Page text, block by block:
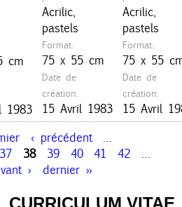
cm
1983
Acrilic,
pastels
Format:
75 x 55 cm
Date de
création:
15 Avril 1983
Acrilic,
pastels
Format:
75 x 55
Date de
création:
15 Avril
‹ précédent
37 38 39 40 41 42
›
dernier »
CURRICULUM VITAE